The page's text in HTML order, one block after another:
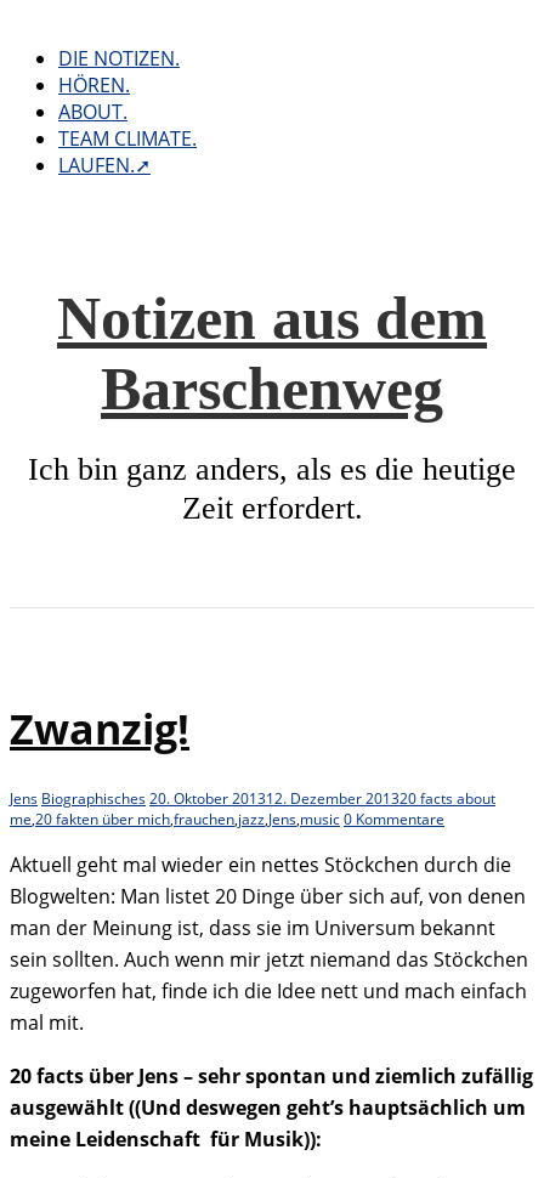
contentDIE NOTIZEN.
HÖREN.
ABOUT.
TEAM CLIMATE.
LAUFEN.➚
Notizen aus dem
Barschenweg
Ich bin ganz anders, als es die heutige
Zeit erfordert.
Zwanzig!
Jens Biographisches20. Oktober 201312. Dezember 201320 facts about
me,20 fakten über mich,frauchen,jazz,Jens,music0 Kommentare
Aktuell geht mal wieder ein nettes Stöckchen durch die
Blogwelten: Man listet 20 Dinge über sich auf, von denen
man der Meinung ist, dass sie im Universum bekannt
sein sollten. Auch wenn mir jetzt niemand das Stöckchen
zugeworfen hat, finde ich die Idee nett und mach einfach
mal mit.
20 facts über Jens – sehr spontan und ziemlich zufällig
ausgewählt ((Und deswegen geht’s hauptsächlich um
meine Leidenschaft für Musik)):